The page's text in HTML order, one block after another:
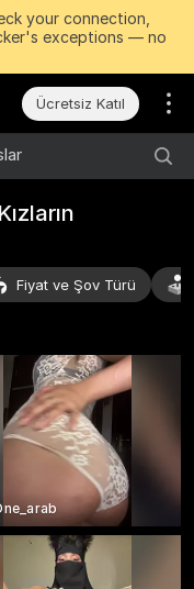
your connection,
exceptions — no
Ücretsiz Katıl
Fiyat ve Şov Türü